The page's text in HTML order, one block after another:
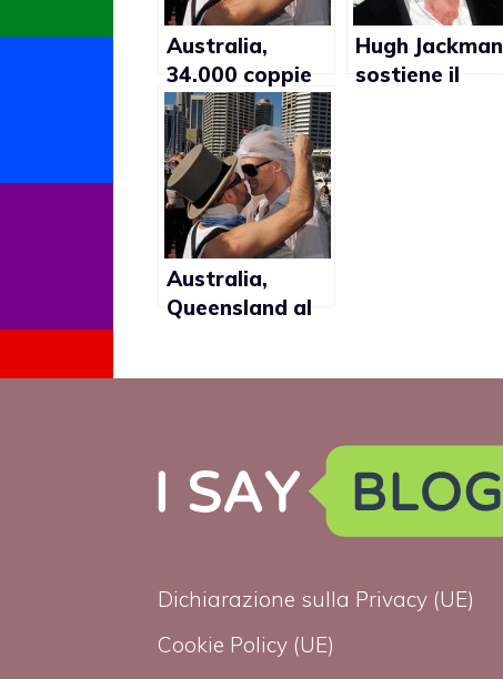
Australia,
34.000 coppie
gay presenti nel
continente
Hugh Jackman
sostiene il
Australia,
Queensland al
Dichiarazione sulla Privacy (UE)
Cookie Policy (UE)